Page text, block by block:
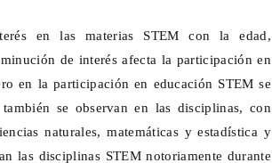
en las materias STEM con la edad,
de interés afecta la participación en
en la participación en educación STEM se
se observan en las disciplinas, con
naturales, matemáticas y estadística y
las disciplinas STEM notoriamente durante